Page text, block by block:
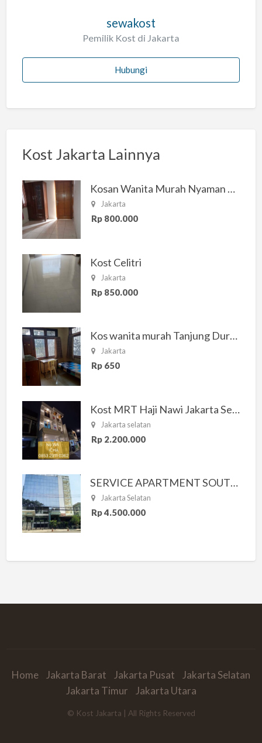
sewakost
Pemilik Kost di Jakarta
Hubungi
Kost Jakarta Lainnya
Kosan Wanita Murah Nyaman di Jakarta Selatan
Jakarta
Rp 800.000
Kost Celitri
Jakarta
Rp 850.000
Kos wanita murah Tanjung Duren Jakarta Barat
Jakarta
Rp 650
Kost MRT Haji Nawi Jakarta Selatan
Jakarta selatan
Rp 2.200.000
SERVICE APARTMENT SOUTH RESIDENCE
Jakarta Selatan
Rp 4.500.000
Home Jakarta Barat Jakarta Pusat
Jakarta Selatan
Jakarta Timur
Jakarta Utara
© Kost Jakarta | All Rights Reserved